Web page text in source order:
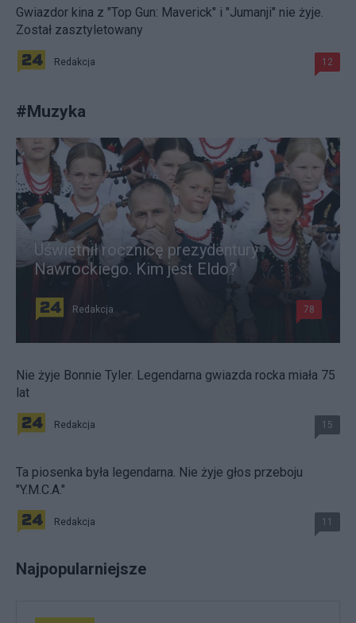
Gwiazdor kina z "Top Gun: Maverick" i "Jumanji" nie żyje.
Został zasztyletowany
Redakcja 12
#Muzyka
Uświetnił rocznicę prezydentury
Nawrockiego. Kim jest Eldo?
Redakcja 78
Nie żyje Bonnie Tyler. Legendarna gwiazda rocka miała 75
lat
Redakcja 15
Ta piosenka była legendarna. Nie żyje głos przeboju
"Y.M.C.A."
Redakcja 11
Najpopularniejsze